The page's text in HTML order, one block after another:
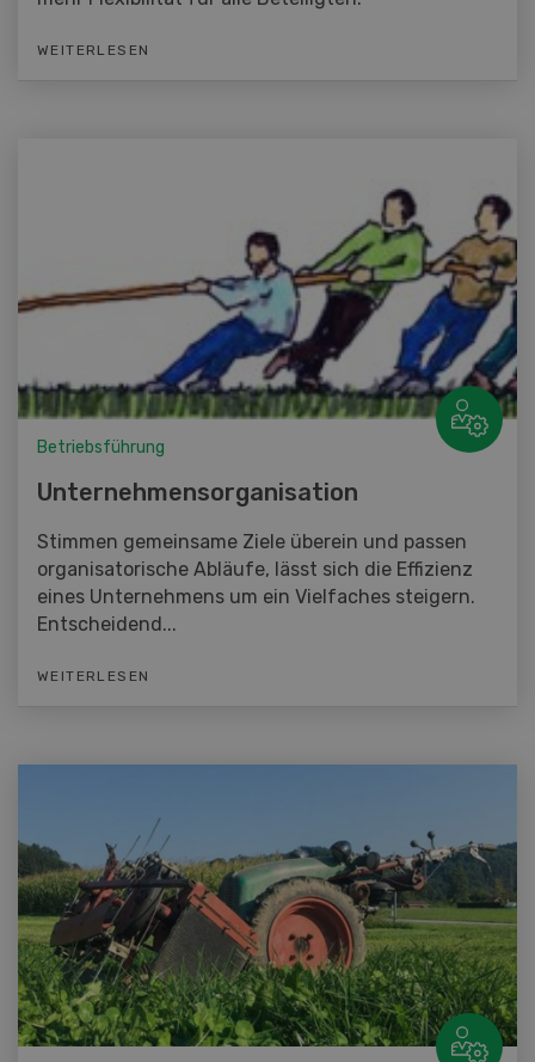
WEITERLESEN
Betriebsführung
Unternehmensorganisation
Stimmen gemeinsame Ziele überein und passen
organisatorische Abläufe, lässt sich die Effizienz
eines Unternehmens um ein Vielfaches steigern.
Entscheidend...
WEITERLESEN